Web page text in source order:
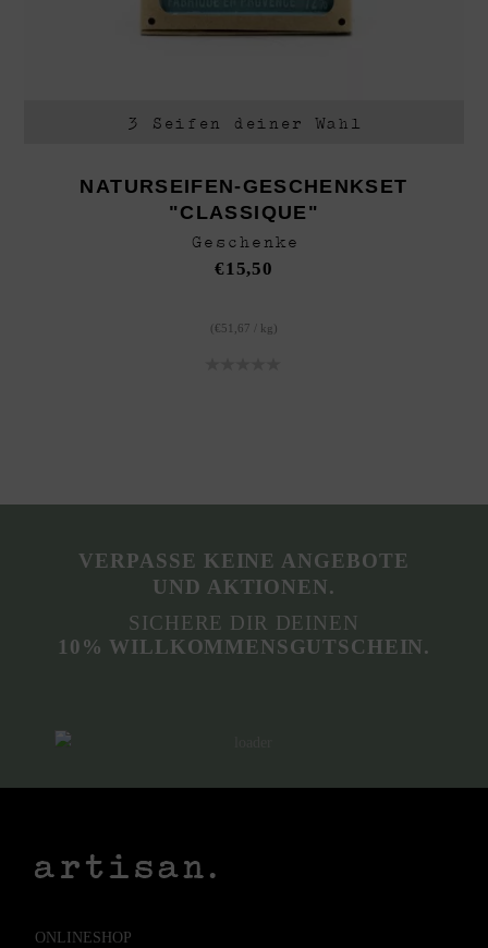
3 Seifen deiner Wahl
NATURSEIFEN-GESCHENKSET
"CLASSIQUE"
Geschenke
€15,50
( €51,67 kg )
VERPASSE KEINE ANGEBOTE
UND AKTIONEN.
SICHERE DIR DEINEN
10% WILLKOMMENSGUTSCHEIN.
ONLINESHOP